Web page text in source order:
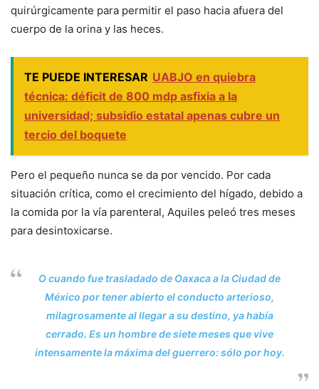
quirúrgicamente para permitir el paso hacia afuera del
cuerpo de la orina y las heces.
TE PUEDE INTERESAR UABJO en quiebra
técnica: déficit de 800 mdp asfixia a la
universidad; subsidio estatal apenas cubre un
tercio del boquete
Pero el pequeño nunca se da por vencido. Por cada
situación crítica, como el crecimiento del hígado, debido a
la comida por la vía parenteral, Aquiles peleó tres meses
para desintoxicarse.
O cuando fue trasladado de Oaxaca a la Ciudad de
México por tener abierto el conducto arterioso,
milagrosamente al llegar a su destino, ya había
cerrado. Es un hombre de siete meses que vive
intensamente la máxima del guerrero: sólo por hoy.